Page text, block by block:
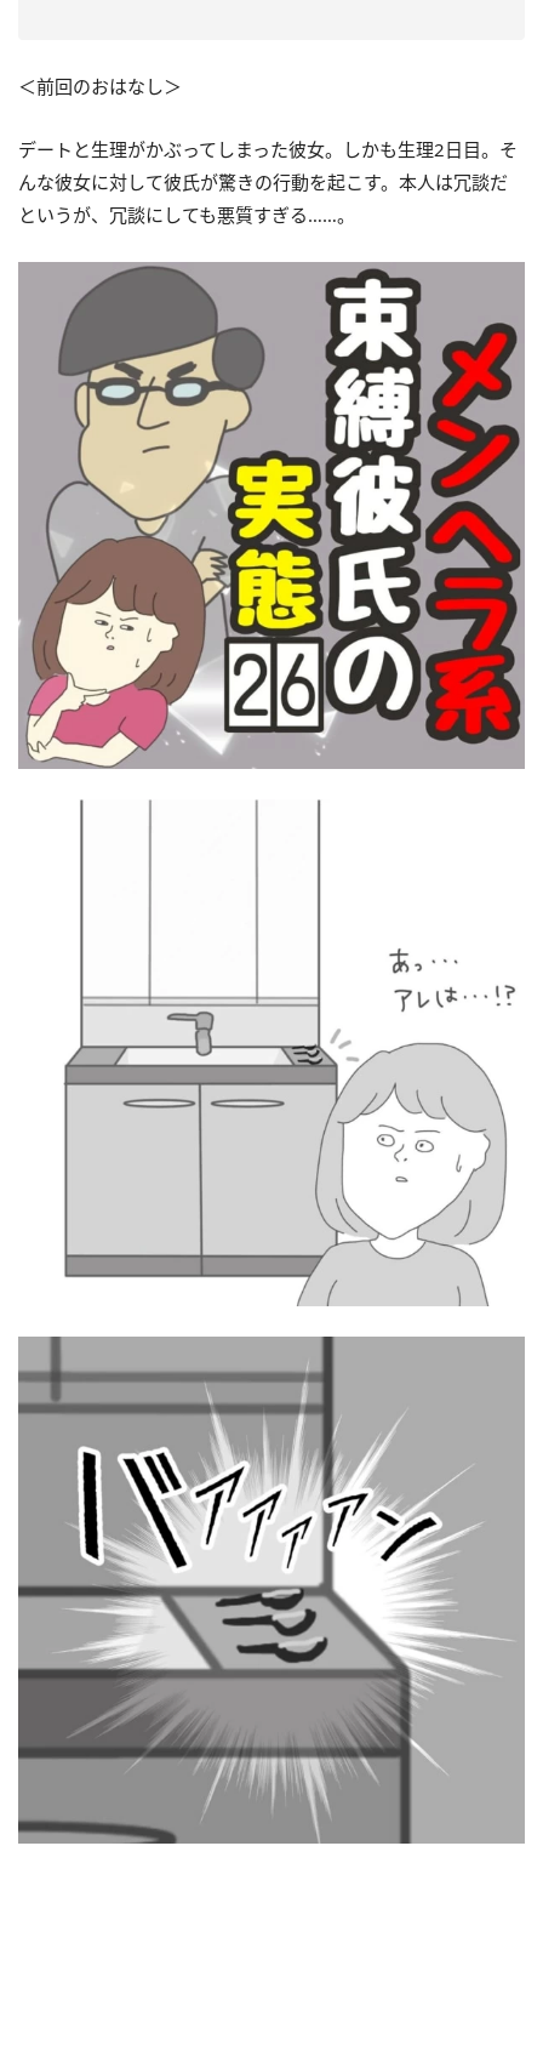
＜前回のおはなし＞
デートと生理がかぶってしまった彼女。しかも生理2日目。そ
んな彼女に対して彼氏が驚きの行動を起こす。本人は冗談だ
というが、冗談にしても悪質すぎる……。